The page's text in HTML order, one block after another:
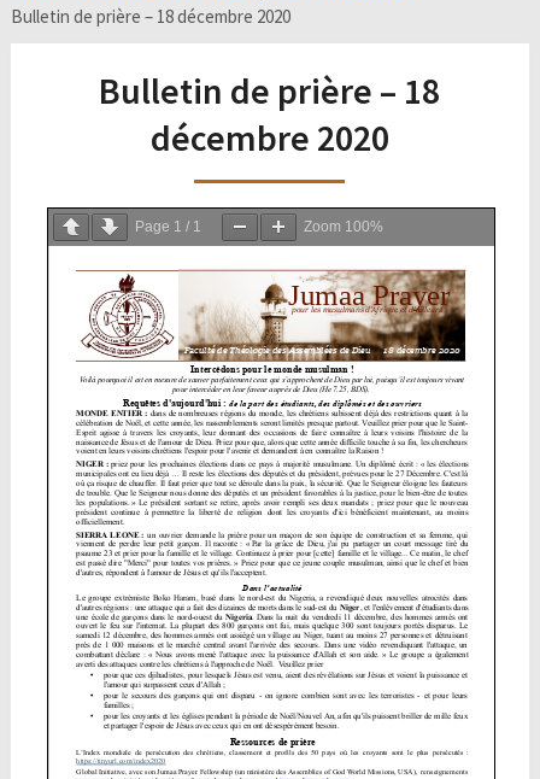
Bulletin de prière – 18 décembre 2020
Bulletin de prière – 18
décembre 2020
Page 1 / 1 Zoom 100%